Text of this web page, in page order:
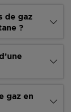
de gaz
?
gaz en